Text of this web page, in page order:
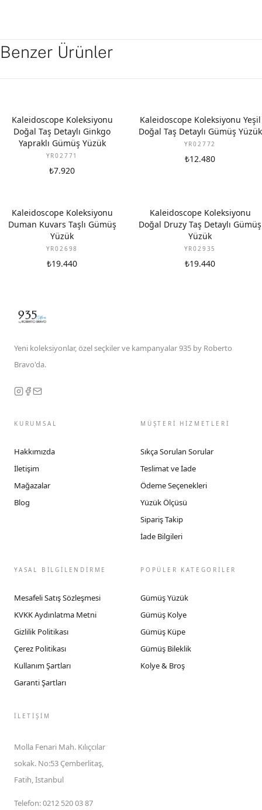
Benzer Ürünler
Kaleidoscope Koleksiyonu
Doğal Taş Detaylı Ginkgo
Yapraklı Gümüş Yüzük
YR02771
₺7.920
Kaleidoscope Koleksiyonu Yeşil
Doğal Taş Detaylı Gümüş Yüzük
YR02772
₺12.480
Kaleidoscope Koleksiyonu
Duman Kuvars Taşlı Gümüş
Yüzük
YR02698
₺19.440
Kaleidoscope Koleksiyonu
Doğal Druzy Taş Detaylı Gümüş
Yüzük
YR02935
₺19.440
Yeni koleksiyonlar, özel seçkiler ve kampanyalar 935 by Roberto
Bravo'da.
KURUMSAL
Hakkımızda
İletişim
Mağazalar
Blog
MÜŞTERİ HİZMETLERİ
Sıkça Sorulan Sorular
Teslimat ve İade
Ödeme Seçenekleri
Yüzük Ölçüsü
Sipariş Takip
İade Bilgileri
YASAL BİLGİLENDİRME
Mesafeli Satış Sözleşmesi
KVKK Aydınlatma Metni
Gizlilik Politikası
Çerez Politikası
Kullanım Şartları
Garanti Şartları
POPÜLER KATEGORİLER
Gümüş Yüzük
Gümüş Kolye
Gümüş Küpe
Gümüş Bileklik
Kolye & Broş
İLETIŞIM
Molla Fenari Mah. Kılıçcılar
sokak. No:53 Çemberlitaş,
Fatih, İstanbul
Telefon:0212 520 03 87